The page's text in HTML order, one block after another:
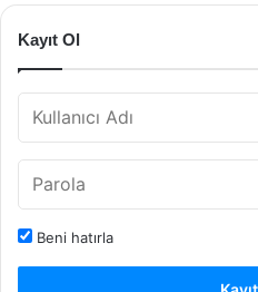
Kayıt Ol
Beni hatırla